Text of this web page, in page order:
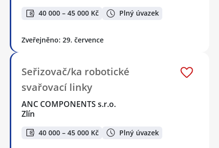
40 000 – 45 000 Kč Plný úvazek
Zveřejněno: 29. července
Seřizovač/ka robotické
svařovací linky
ANC COMPONENTS s.r.o.
Zlín
40 000 – 45 000 Kč Plný úvazek